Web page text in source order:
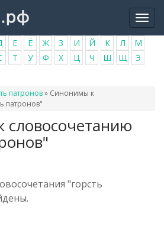
Е Ё Ж З И Й К Л
М
Т У Ф Х Ц Ч Ш Щ
Э
патронов» Синонимы к
патронов"
"горсть